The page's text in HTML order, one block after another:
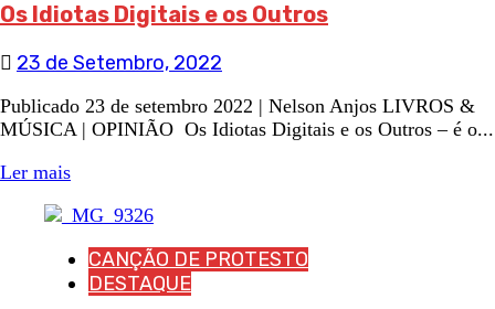
Os Idiotas Digitais e os Outros
23 de Setembro, 2022
Publicado 23 de setembro 2022 | Nelson Anjos LIVROS &
MÚSICA | OPINIÃO Os Idiotas Digitais e os Outros – é o...
Ler mais
CANÇÃO DE PROTESTO
DESTAQUE